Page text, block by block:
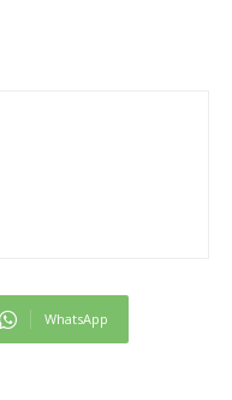
WhatsApp